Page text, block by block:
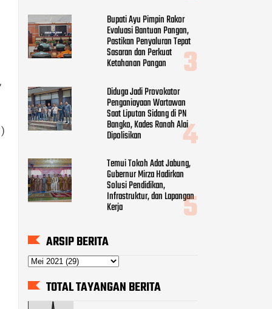
Bupati Ayu Pimpin Rakor
Evaluasi Bantuan Pangan,
Pastikan Penyaluran Tepat
Sasaran dan Perkuat
Ketahanan Pangan
Diduga Jadi Provokator
Penganiayaan Wartawan
Saat Liputan Sidang di PN
Bangko, Kades Ranah Alai
Dipolisikan
Temui Tokoh Adat Jabung,
Gubernur Mirza Hadirkan
Solusi Pendidikan,
Infrastruktur, dan Lapangan
Kerja
ARSIP BERITA
TOTAL TAYANGAN BERITA